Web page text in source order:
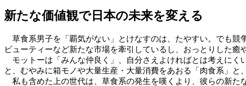
新たな価値観で日本の未来を変える
草食系男子を「覇気がない」とけなすのは、たやすい。でも競
ビューティーなど新たな市場を牽引しているし、おっとりした癒
モットーは「みんな仲良く」、自分さえよければとは考えにく
と、むやみに箱モノや大量生産・大量消費をあおる「肉食系」
私も含めた上の世代は、草食系の発生を嘆くより、彼らの新た